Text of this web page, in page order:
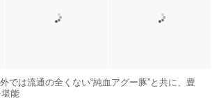
では流通の全くない“純血アグー豚”と共に、豊
能